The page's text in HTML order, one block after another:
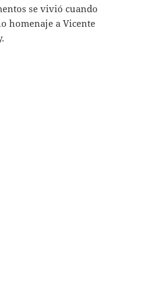
se vivió cuando
homenaje a Vicente